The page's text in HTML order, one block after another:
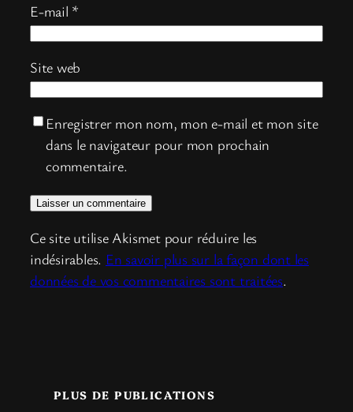
E-mail *
Site web
Enregistrer mon nom, mon e-mail et mon site
dans le navigateur pour mon prochain
commentaire.
Ce site utilise Akismet pour réduire les
indésirables. En savoir plus sur la façon dont les
données de vos commentaires sont traitées.
PLUS DE PUBLICATIONS